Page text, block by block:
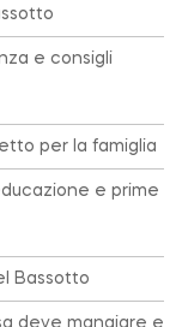
e consigli
per la famiglia
e prime
Bassotto